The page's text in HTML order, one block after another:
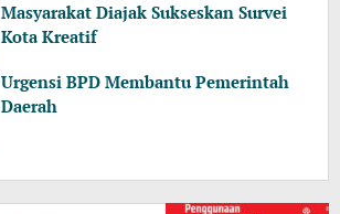
Masyarakat Diajak Sukseskan Survei
Kota Kreatif
Urgensi BPD Membantu Pemerintah
Daerah